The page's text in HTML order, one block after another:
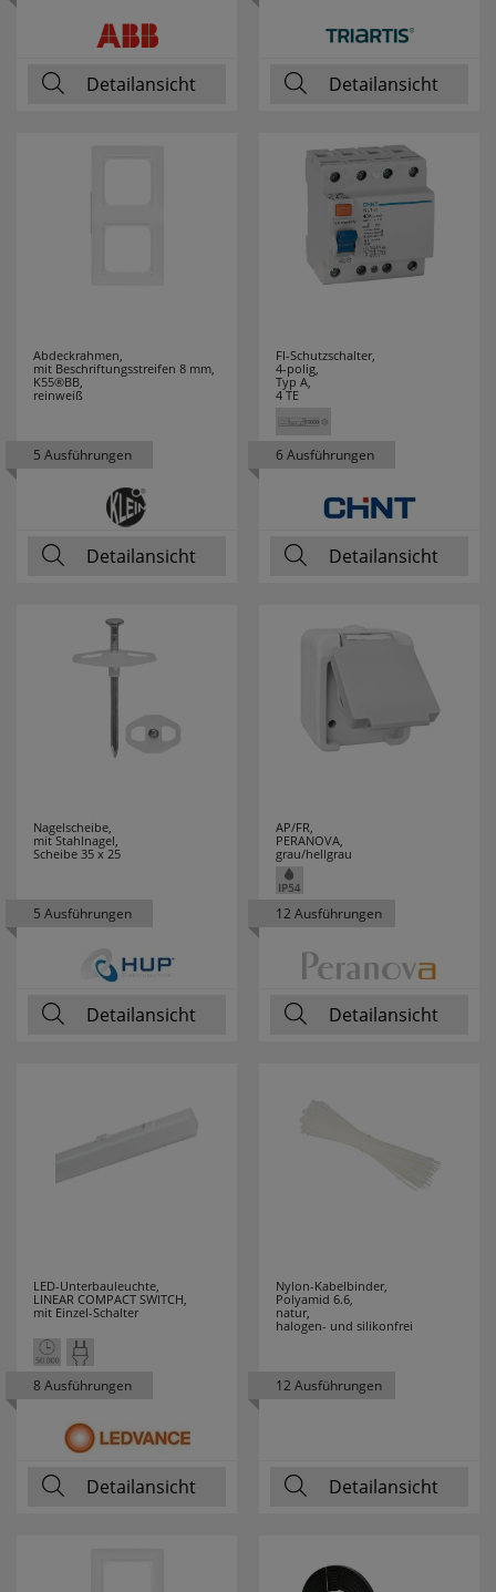
Detailansicht Detailansicht
Abdeckrahmen,
mit Beschriftungsstreifen 8 mm,
K55®BB,
reinweiß
5 Ausführungen
Detailansicht
FI-Schutzschalter,
4-polig,
Typ A,
4 TE
6 Ausführungen
Detailansicht
Nagelscheibe,
mit Stahlnagel,
Scheibe 35 x 25
5 Ausführungen
Detailansicht
AP/FR,
PERANOVA,
grau/hellgrau
12 Ausführungen
Detailansicht
LED-Unterbauleuchte,
LINEAR COMPACT SWITCH,
mit Einzel-Schalter
8 Ausführungen
Detailansicht
Nylon-Kabelbinder,
Polyamid 6.6,
natur,
halogen- und silikonfrei
12 Ausführungen
Detailansicht